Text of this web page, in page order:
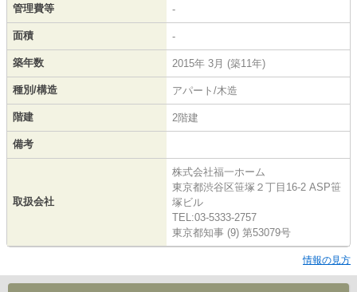
管理費等 -
面積 -
築年数 2015年 3月 (築11年)
種別/構造 アパート/木造
階建 2階建
備考
取扱会社
株式会社福一ホーム
東京都渋谷区笹塚２丁目16-2 ASP笹
塚ビル
TEL:03-5333-2757
東京都知事 (9) 第53079号
情報の見方